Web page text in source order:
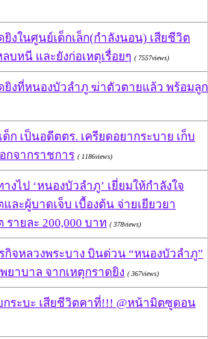
งในศูนย์เด็กเล็ก(กำลังนอน) เสียชีวิต
บหนี และยังก่อเหตุเรื่อยๆ ( 7557views)
งที่หนองบัวลำภู ฆ่าตัวตายแล้ว พร้อมลูก
ก เป็นอดีตตร. เครียดอยากระบาย เก็บ
กจากราชการ ( 1186views)
งไป ‘หนองบัวลำภู’ เยี่ยมให้กำลังใจ
ละผู้บาดเจ็บ เบื้องต้น จ่ายเยียวยา
ายละ 200,000 บาท ( 378views)
กิจหลวงพระบาง บินด่วน “หนองบัวลำภู”
ยาบาล จากเหตุกราดยิง ( 367views)
ระบะ เสียชีวิตคาที่!!! @หน้ามิตซูดอน